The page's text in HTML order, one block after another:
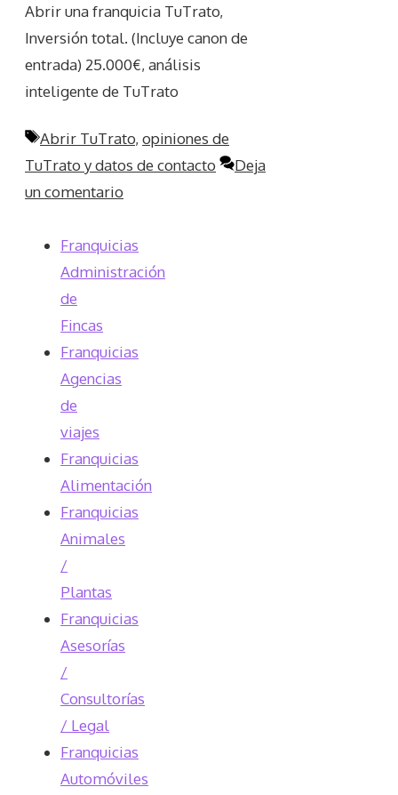
Abrir una franquicia TuTrato,
Inversión total. (Incluye canon de
entrada) 25.000€, análisis
inteligente de TuTrato
Etiquetas
Abrir TuTrato, opiniones de
TuTrato y datos de contacto
Deja
un comentario
Franquicias
Administración
de
Fincas
Franquicias
Agencias
de
viajes
Franquicias
Alimentación
Franquicias
Animales
/
Plantas
Franquicias
Asesorías
/
Consultorías
/ Legal
Franquicias
Automóviles